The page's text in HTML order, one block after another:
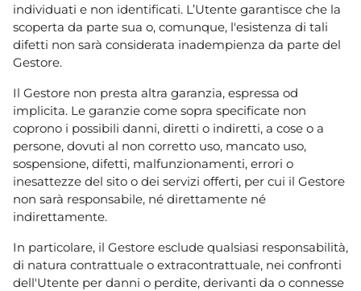
individuati e non identificati. L’Utente garantisce che la
scoperta da parte sua o, comunque, l'esistenza di tali
difetti non sarà considerata inadempienza da parte del
Gestore.
Il Gestore non presta altra garanzia, espressa od
implicita. Le garanzie come sopra specificate non
coprono i possibili danni, diretti o indiretti, a cose o a
persone, dovuti al non corretto uso, mancato uso,
sospensione, difetti, malfunzionamenti, errori o
inesattezze del sito o dei servizi offerti, per cui il Gestore
non sarà responsabile, né direttamente né
indirettamente.
In particolare, il Gestore esclude qualsiasi responsabilità,
di natura contrattuale o extracontrattuale, nei confronti
dell'Utente per danni o perdite, derivanti da o connesse